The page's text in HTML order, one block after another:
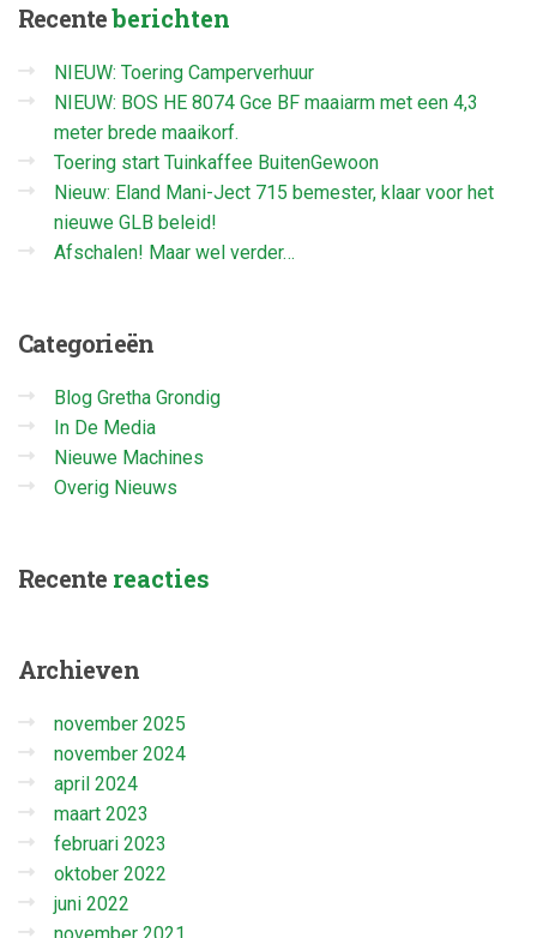
Recenteberichten
NIEUW: Toering Camperverhuur
NIEUW: BOS HE 8074 Gce BF maaiarm met een 4,3
meter brede maaikorf.
Toering start Tuinkaffee BuitenGewoon
Nieuw: Eland Mani-Ject 715 bemester, klaar voor het
nieuwe GLB beleid!
Afschalen! Maar wel verder…
Categorieën
Blog Gretha Grondig
In De Media
Nieuwe Machines
Overig Nieuws
Recente reacties
Archieven
november 2025
november 2024
april 2024
maart 2023
februari 2023
oktober 2022
juni 2022
november 2021